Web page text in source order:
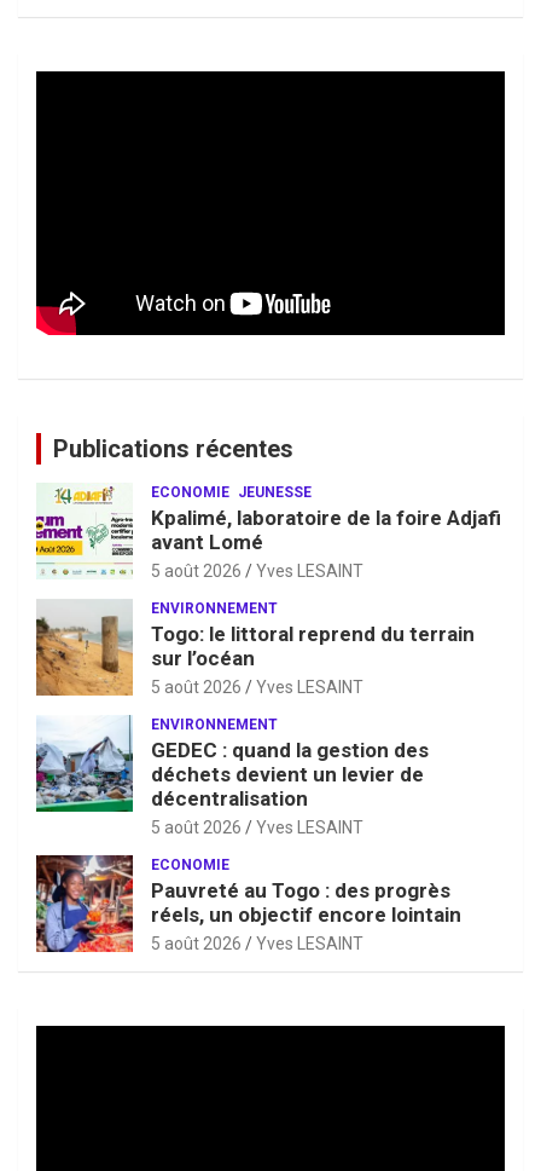
Publications récentes
ECONOMIE JEUNESSE
Kpalimé, laboratoire de la foire Adjafi
avant Lomé
5 août 2026 Yves LESAINT
ENVIRONNEMENT
Togo: le littoral reprend du terrain
sur l’océan
5 août 2026 Yves LESAINT
ENVIRONNEMENT
GEDEC : quand la gestion des
déchets devient un levier de
décentralisation
5 août 2026 Yves LESAINT
ECONOMIE
Pauvreté au Togo : des progrès
réels, un objectif encore lointain
5 août 2026 Yves LESAINT